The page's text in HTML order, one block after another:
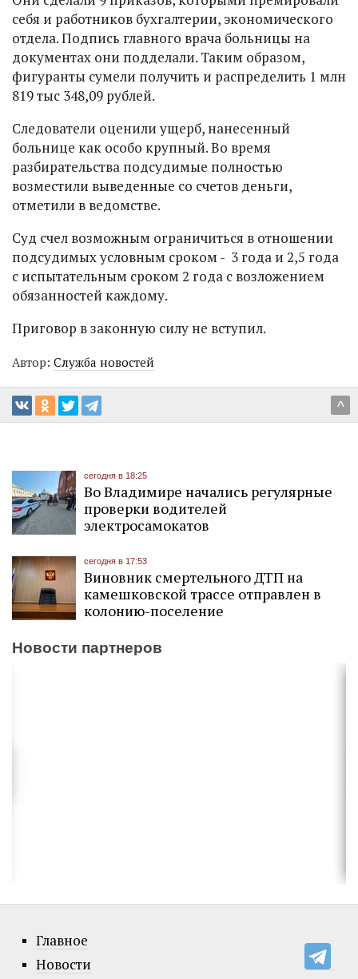
себя и работников бухгалтерии, экономического
отдела. Подпись главного врача больницы на
документах они подделали. Таким образом,
фигуранты сумели получить и распределить 1 млн
819 тыс 348,09 рублей.
Следователи оценили ущерб, нанесенный
больнице как особо крупный. Во время
разбирательства подсудимые полностью
возместили выведенные со счетов деньги,
отметили в ведомстве.
Суд счел возможным ограничиться в отношении
подсудимых условным сроком - 3 года и 2,5 года
с испытательным сроком 2 года с возложением
обязанностей каждому.
Приговор в законную силу не вступил.
Автор: Служба новостей
^
сегодня в 18:25
Во Владимире начались регулярные
проверки водителей
электросамокатов
сегодня в 17:53
Виновник смертельного ДТП на
камешковской трассе отправлен в
колонию-поселение
Новости партнеров
Главное
Новости